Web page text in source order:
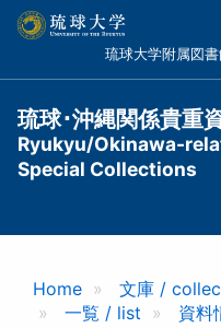
コ
琉球大学附属図
琉球･沖縄関係貴重
Ryukyu/Okinawa-
Special Collections
Home 文庫 /
一覧 / list
資料